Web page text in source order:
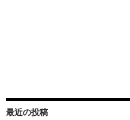
最近の投稿